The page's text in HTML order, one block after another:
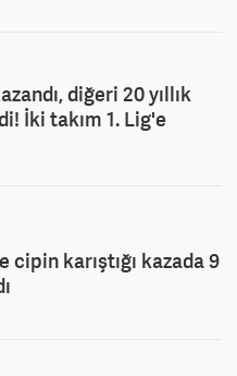
diğeri 20 yıllık
İki takım 1. Lig'e
cipin karıştığı kazada 9